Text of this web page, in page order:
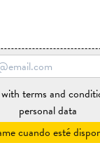
terms and
personal data
cuando esté